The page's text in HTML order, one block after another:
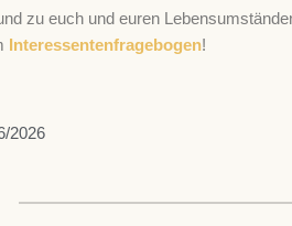
zu euch und euren
Interessentenfragebogen!
2026